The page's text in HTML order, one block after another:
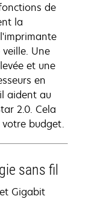
de
la
Une
et une
en
aident au
2.0. Cela
budget.
sans fil
Gigabit